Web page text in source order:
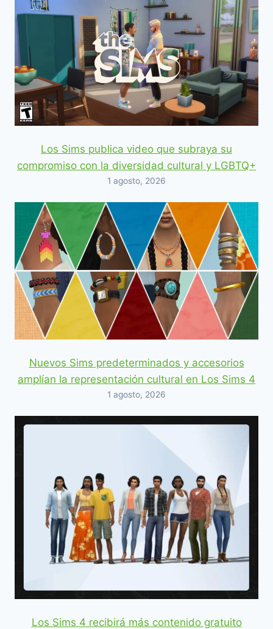
Los Sims publica video que subraya su
compromiso con la diversidad cultural y LGBTQ+
1 agosto, 2026
Nuevos Sims predeterminados y accesorios
amplían la representación cultural en Los Sims 4
1 agosto, 2026
Los Sims 4 recibirá más contenido gratuito